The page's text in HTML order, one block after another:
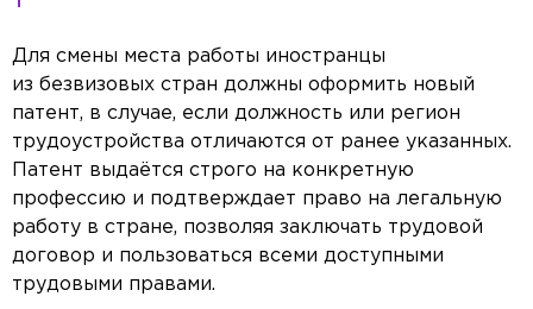
Для смены места работы иностранцы
из безвизовых стран должны оформить новый
патент, в случае, если должность или регион
трудоустройства отличаются от ранее указанных.
Патент выдаётся строго на конкретную
профессию и подтверждает право на легальную
работу в стране, позволяя заключать трудовой
договор и пользоваться всеми доступными
трудовыми правами.